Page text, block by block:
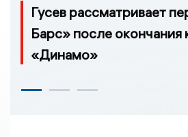
Гусев рассматривает
Барс» после окончания
«Динамо»